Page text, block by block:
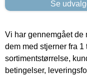
Se
Vi har gennemgået
dem med stjerner fra
sortimentstørrelse,
betingelser,